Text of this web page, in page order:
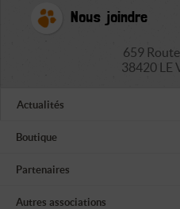
Nous joindre
659
38420 LE
Actualités
Boutique
Partenaires
Autres associations